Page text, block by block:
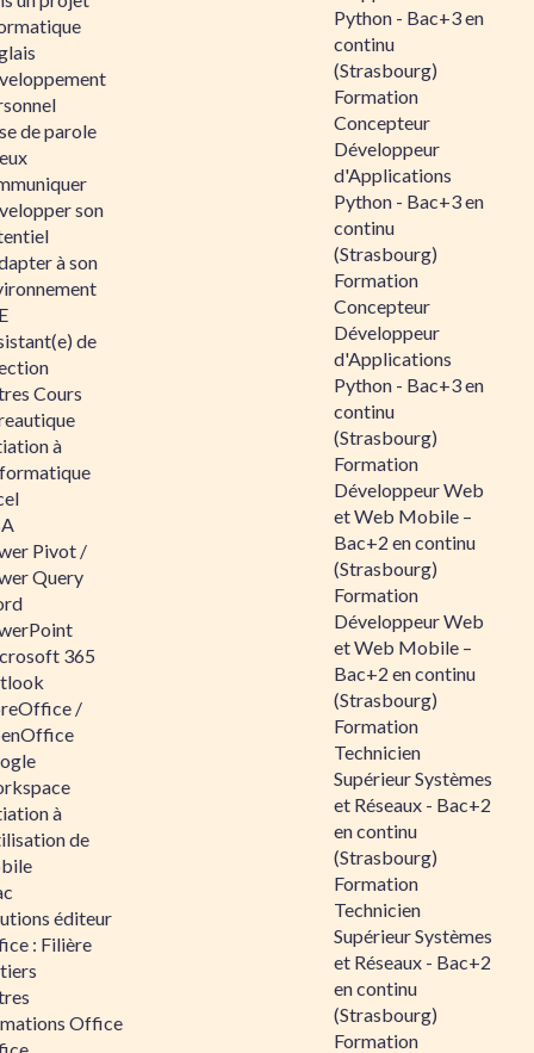
de parole
son
à son
de
Cours
à
Pivot /
Query
365
/
à
de
éditeur
: Filière
Office
Python - Bac+3 en
continu
(Strasbourg)
Formation
Concepteur
Développeur
d'Applications
Python - Bac+3 en
continu
(Strasbourg)
Formation
Concepteur
Développeur
d'Applications
Python - Bac+3 en
continu
(Strasbourg)
Formation
Développeur Web
et Web Mobile –
Bac+2 en continu
(Strasbourg)
Formation
Développeur Web
et Web Mobile –
Bac+2 en continu
(Strasbourg)
Formation
Technicien
Supérieur Systèmes
et Réseaux - Bac+2
en continu
(Strasbourg)
Formation
Technicien
Supérieur Systèmes
et Réseaux - Bac+2
en continu
(Strasbourg)
Formation